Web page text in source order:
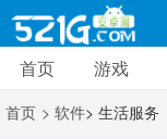
游戏 软件
首页 游戏
首页 > 软件> 生活服务